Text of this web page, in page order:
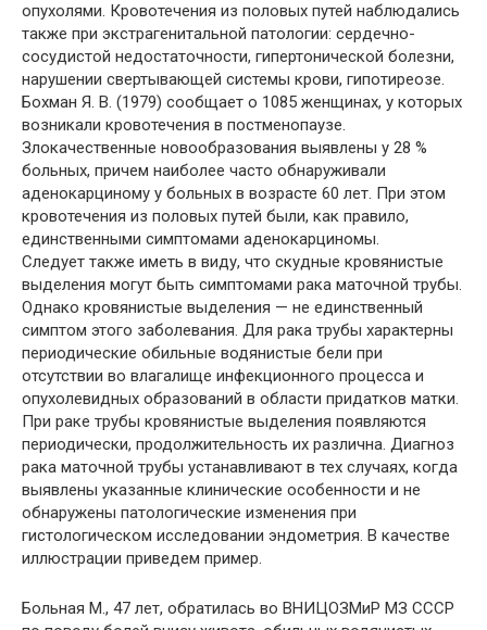
опухолями. Кровотечения из половых путей наблюдались
также при экстрагенитальной патологии: сердечно-
сосудистой недостаточности, гипертонической болезни,
нарушении свертывающей системы крови, гипотиреозе.
Бохман Я. В. (1979) сообщает о 1085 женщинах, у которых
возникали кровотечения в постменопаузе.
Злокачественные новообразования выявлены у 28 %
больных, причем наиболее часто обнаруживали
аденокарциному у больных в возрасте 60 лет. При этом
кровотечения из половых путей были, как правило,
единственными симптомами аденокарциномы.
Следует также иметь в виду, что скудные кровянистые
выделения могут быть симптомами рака маточной трубы.
Однако кровянистые выделения — не единственный
симптом этого заболевания. Для рака трубы характерны
периодические обильные водянистые бели при
отсутствии во влагалище инфекционного процесса и
опухолевидных образований в области придатков матки.
При раке трубы кровянистые выделения появляются
периодически, продолжительность их различна. Диагноз
рака маточной трубы устанавливают в тех случаях, когда
выявлены указанные клинические особенности и не
обнаружены патологические изменения при
гистологическом исследовании эндометрия. В качестве
иллюстрации приведем пример.
Больная М., 47 лет, обратилась во ВНИЦОЗМиР МЗ СССР